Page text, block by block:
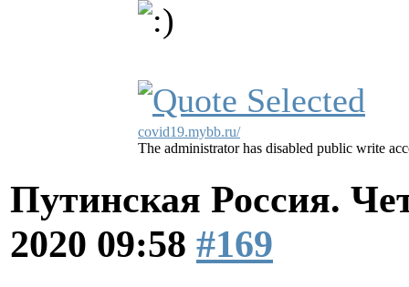
covid19.mybb.ru/
The administrator has disabled public write
Путинская Россия.
2020 09:58 #169